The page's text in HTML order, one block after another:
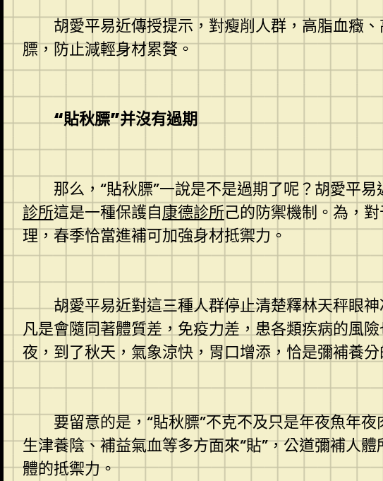
胡愛平易近傳授提示，對瘦削人群，高脂血癥、
膘，防止減輕身材累贅。
“貼秋膘”并沒有過期
那么，“貼秋膘”一說是不是過期了呢？胡愛平易
診所這是一種保護自康德診所己的防禦機制。為，
理，春季恰當進補可加強身材抵禦力。
胡愛平易近對這三種人群停止清楚釋林天秤眼神
凡是會隨同著體質差，免疫力差，患各類疾病的風
夜，到了秋天，氣象涼快，胃口增添，恰是彌補養分
要留意的是，“貼秋膘”不克不及只是年夜魚年夜
生津養陰、補益氣血等多方面來“貼”，公道彌補人
體的抵禦力。